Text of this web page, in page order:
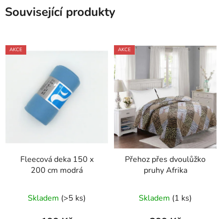
Související produkty
AKCE
Fleecová deka 150 x
200 cm modrá
Skladem (>5 ks)
AKCE
Přehoz přes dvoulůžko
pruhy Afrika
Skladem (1 ks)